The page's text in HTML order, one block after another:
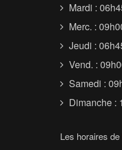
Mardi :
Merc. :
Jeudi :
Vend. :
Samedi :
Dimanche :
Les horaires de